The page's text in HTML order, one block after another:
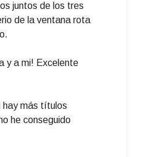
juntos de los tres
de la ventana rota
y a mi! Excelente
hay más títulos
he conseguido